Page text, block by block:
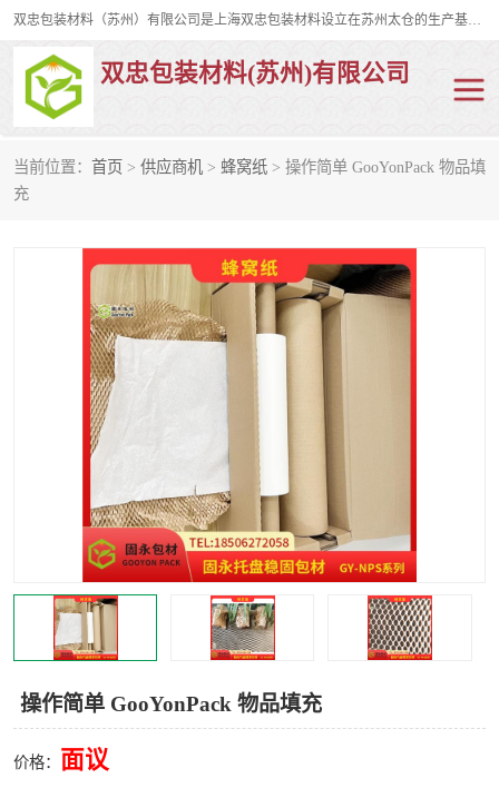
双忠包装材料（苏州）有限公司是上海双忠包装材料设立在苏州太仓的生产基地，占地约2万平米，产品主要有打孔缠绕膜，拉伸蜂窝纸，集装箱充气袋，滑托板，打包带，裹包网兜，防滑纸等箱体和托盘的运输和保护性包材。固永包材®，GooYon Pack®，是我们保护性包装材料的专属品牌。
双忠包装材料(苏州)有限公司
当前位置： 首页 > 供应商机 > 蜂窝纸 > 操作简单 GooYonPack 物品填
充
操作简单 GooYonPack 物品填充
价格： 面议
裹包网兜 纤维打包带
充气袋
缠绕膜
托盘裹包网兜
托盘捆绑带